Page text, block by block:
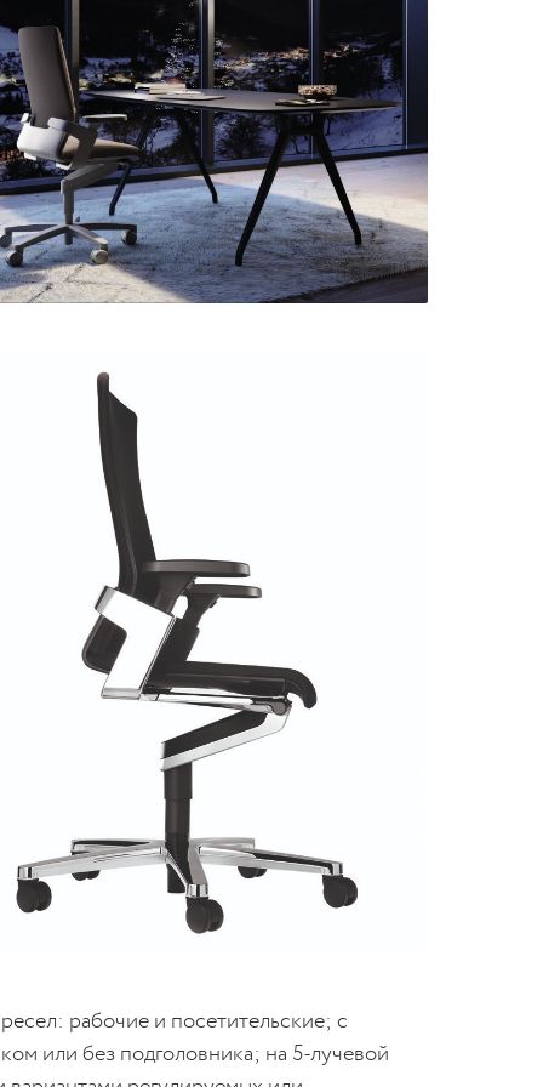
рабочие и посетительские; с
или без подголовника; на 5-лучевой